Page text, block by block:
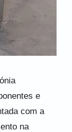
e
com a
na